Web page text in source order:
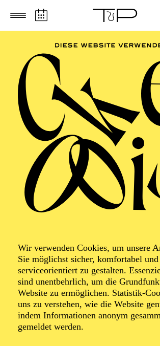
Zum Hauptinhalt springen Zum Footer
Wir verwenden Cookies, um unsere
Sie möglichst sicher, komfortabel und
serviceorientiert zu gestalten.
sind unentbehrlich, um die
Website zu ermöglichen. Statistik-
uns zu verstehen, wie die Website
indem Informationen anonym
gemeldet werden.
ESSENER
Alles im
Was
Ein multimediales
Werke von Antonio Vivaldi, Arvo